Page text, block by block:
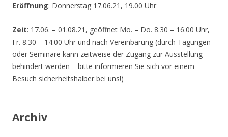
Eröffnung: Donnerstag 17.06.21, 19.00 Uhr
Zeit: 17.06. – 01.08.21, geöffnet Mo. – Do. 8.30 – 16.00 Uhr,
Fr. 8.30 – 14.00 Uhr und nach Vereinbarung (durch Tagungen
oder Seminare kann zeitweise der Zugang zur Ausstellung
behindert werden – bitte informieren Sie sich vor einem
Besuch sicherheitshalber bei uns!)
Archiv